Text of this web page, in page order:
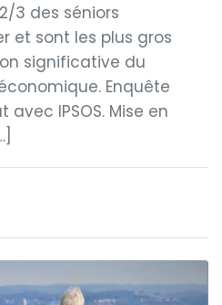
3 des séniors
et sont les plus gros
significative du
Enquête
IPSOS. Mise en